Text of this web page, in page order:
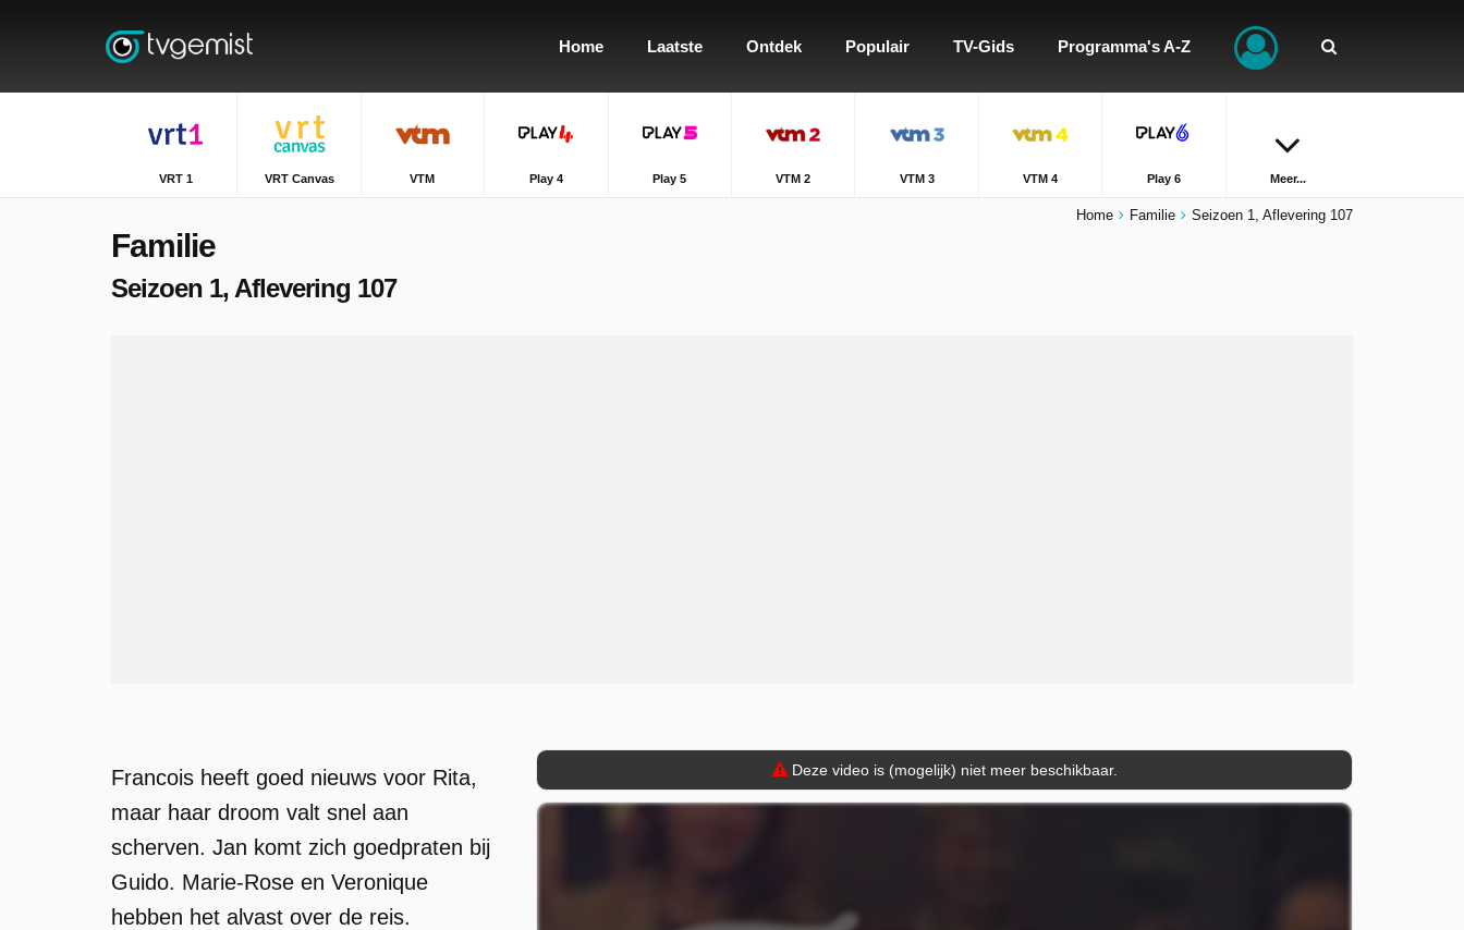
Home Laatste Ontdek Populair TV-Gids Programma's A-Z
VRT 1 VRT Canvas VTM Play 4 Play 5 VTM 2 VTM 3 VTM 4 Play 6 Meer...
Home Familie Seizoen 1, Aflevering 107
Familie
Seizoen 1, Aflevering 107
Francois heeft goed nieuws voor Rita,
maar haar droom valt snel aan
scherven. Jan komt zich goedpraten bij
Guido. Marie-Rose en Veronique
hebben het alvast over de reis.
Deze video is (mogelijk) niet meer beschikbaar.